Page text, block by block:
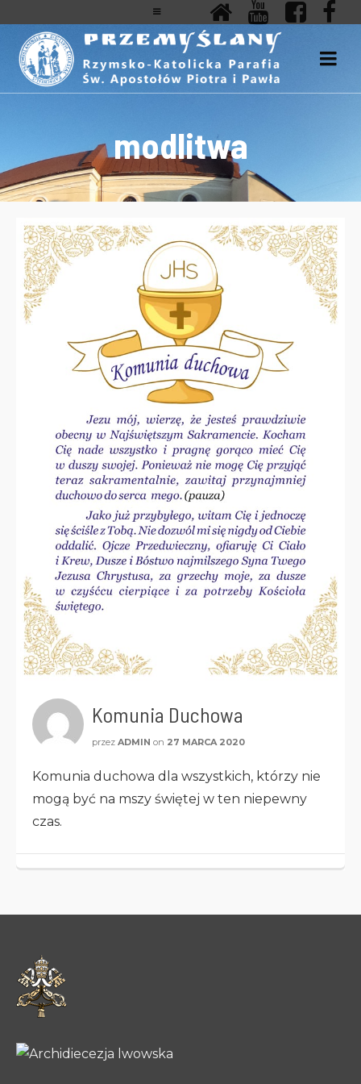
modlitwa
Komunia Duchowa
przez ADMIN on 27 MARCA 2020
Komunia duchowa dla wszystkich, którzy nie
mogą być na mszy świętej w ten niepewny
czas.